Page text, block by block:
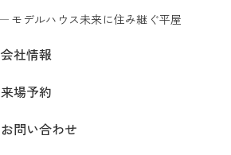
モデルハウス未来に住み継ぐ平屋
会社情報
来場予約
お問い合わせ